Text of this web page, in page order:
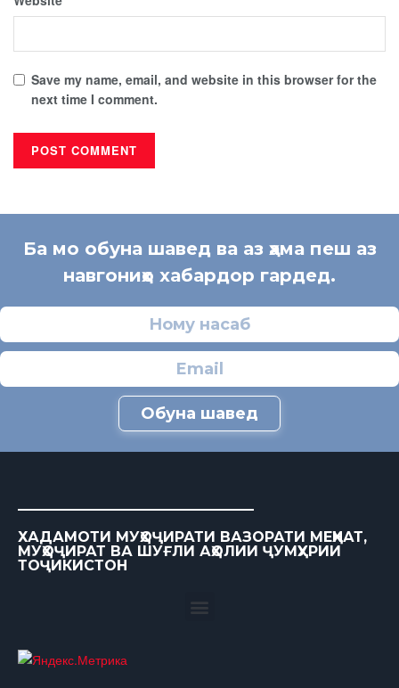
Save my name, email, and website in this browser for the
next time I comment.
Ба мо обуна шавед ва аз ҳама пеш аз
навгониҳо хабардор гардед.
Обуна шавед
ХАДАМОТИ МУҲОҶИРАТИ ВАЗОРАТИ МЕҲНАТ,
МУҲОҶИРАТ ВА ШУҒЛИ АҲОЛИИ ҶУМҲУРИИ
ТОҶИКИСТОН